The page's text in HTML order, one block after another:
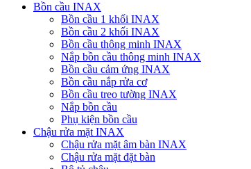
Bồn cầu INAX
Bồn cầu 1 khối INAX
Bồn cầu 2 khối INAX
Bồn cầu thông minh INAX
Nắp bồn cầu thông minh INAX
Bồn cầu cảm ứng INAX
Bồn cầu nắp rửa cơ
Bồn cầu treo tường INAX
Nắp bồn cầu
Phụ kiện bồn cầu
Chậu rửa mặt INAX
Chậu rửa mặt âm bàn INAX
Chậu rửa mặt đặt bàn